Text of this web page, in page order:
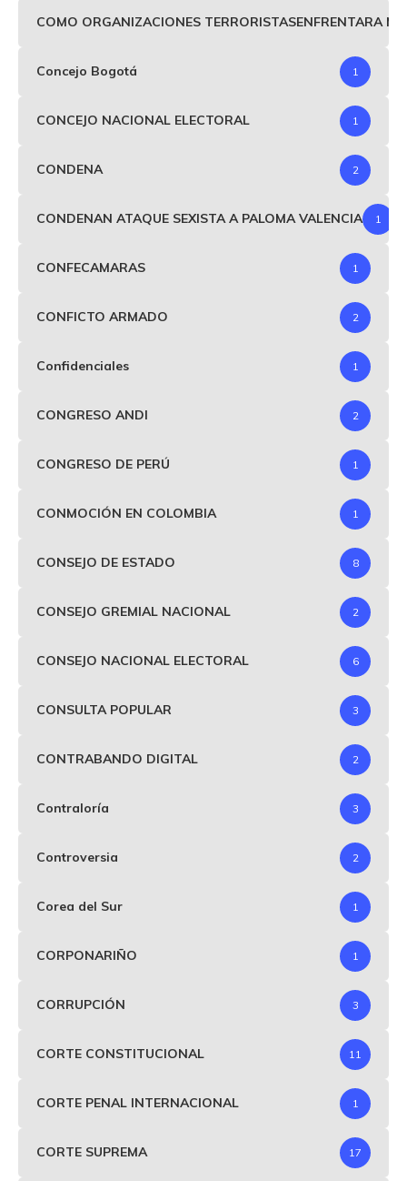
COMO ORGANIZACIONES TERRORISTASENFRENTARA
Concejo Bogotá 1
CONCEJO NACIONAL ELECTORAL 1
CONDENA 2
CONDENAN ATAQUE SEXISTA A PALOMA VALENCIA 1
CONFECAMARAS 1
CONFICTO ARMADO 2
Confidenciales 1
CONGRESO ANDI 2
CONGRESO DE PERÚ 1
CONMOCIÓN EN COLOMBIA 1
CONSEJO DE ESTADO 8
CONSEJO GREMIAL NACIONAL 2
CONSEJO NACIONAL ELECTORAL 6
CONSULTA POPULAR 3
CONTRABANDO DIGITAL 2
Contraloría 3
Controversia 2
Corea del Sur 1
CORPONARIÑO 1
CORRUPCIÓN 3
CORTE CONSTITUCIONAL 11
CORTE PENAL INTERNACIONAL 1
CORTE SUPREMA 17